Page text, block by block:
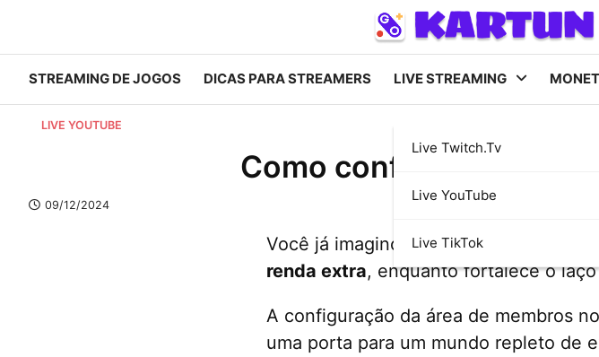
STREAMING DE JOGOS DICAS PARA STREAMERS LIVE STREAMING
Live Twitch.tv
Live YouTube
Live TikTok
LIVE YOUTUBE
Como configurar a área
09/12/2024
Você já imaginou transformar sua
renda extra, enquanto fortalece o
A configuração da área de membros
uma porta para um mundo repleto de